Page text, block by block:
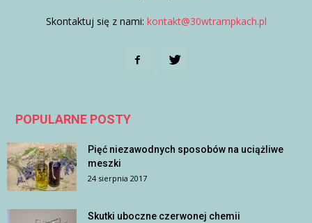
Skontaktuj się z nami: kontakt@30wtrampkach.pl
POPULARNE POSTY
Pięć niezawodnych sposobów na uciążliwe
meszki
24 sierpnia 2017
Skutki uboczne czerwonej chemii